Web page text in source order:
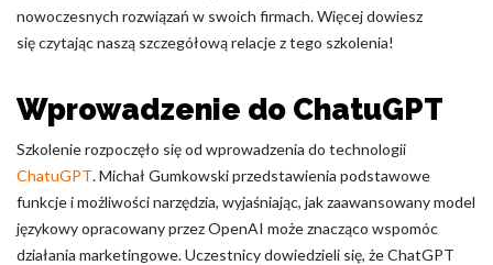
nowoczesnych rozwiązań w swoich firmach. Więcej dowiesz
się czytając naszą szczegółową relacje z tego szkolenia!
Wprowadzenie do ChatuGPT
Szkolenie rozpoczęło się od wprowadzenia do technologii
ChatuGPT. Michał Gumkowski przedstawienia podstawowe
funkcje i możliwości narzędzia, wyjaśniając, jak zaawansowany model
językowy opracowany przez OpenAI może znacząco wspomóc
działania marketingowe. Uczestnicy dowiedzieli się, że ChatGPT